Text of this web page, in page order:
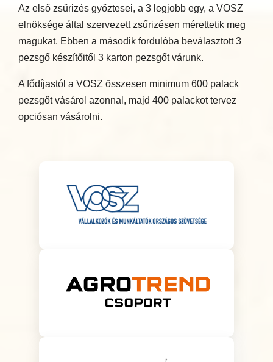
Az első zsűrizés győztesei, a 3 legjobb egy, a VOSZ
elnöksége által szervezett zsűrizésen mérettetik meg
magukat. Ebben a második fordulóba beválasztott 3
pezsgő készítőitől 3 karton pezsgőt várunk.
A fődíjastól a VOSZ összesen minimum 600 palack
pezsgőt vásárol azonnal, majd 400 palackot tervez
opciósan vásárolni.